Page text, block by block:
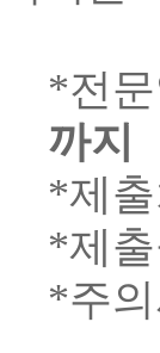
*전
까지
*제
*제
*주